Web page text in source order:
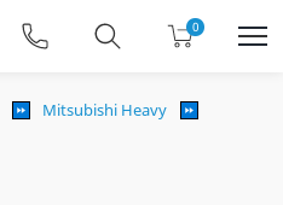
0
Mitsubishi Heavy